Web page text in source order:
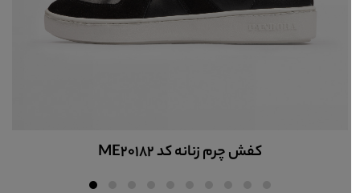
کفش چرم زنانه اسپرت کد ME20101